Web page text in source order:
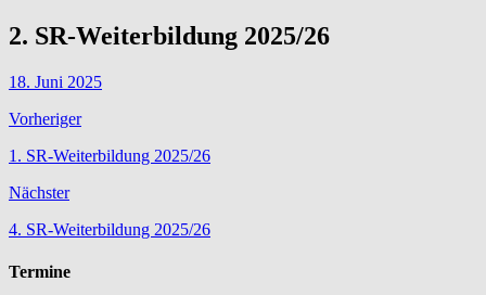
2. SR-Weiterbildung 2025/26
18. Juni 2025
Vorheriger
1. SR-Weiterbildung 2025/26
Nächster
4. SR-Weiterbildung 2025/26
Termine